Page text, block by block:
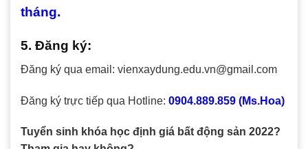
tháng.
5. Đăng ký:
Đăng ký qua email: vienxaydung.edu.vn@gmail.com
Đăng ký trực tiếp qua Hotline: 0904.889.859 (Ms.Hoa)
Tuyển sinh khóa học định giá bất động sản 2022?